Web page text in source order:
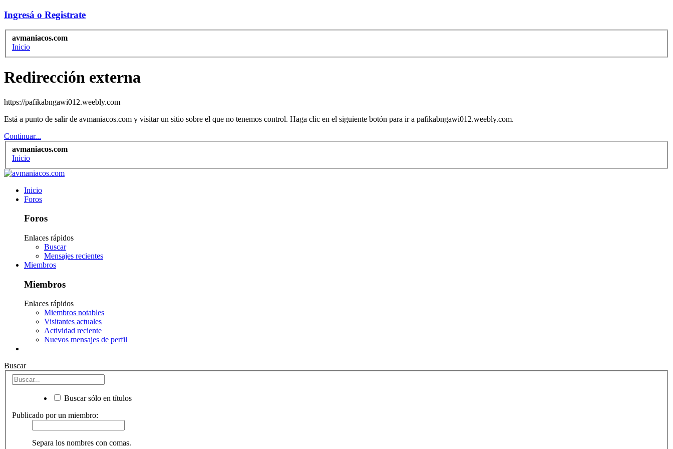
Ingresá o Registrate
avmaniacos.com
Inicio
Redirección externa
https://pafikabngawi012.weebly.com
Está a punto de salir de avmaniacos.com y visitar un sitio sobre el que no tenemos control. Haga clic en el siguiente botón para ir a pafikabngawi012.weebly.com.
Continuar...
avmaniacos.com
Inicio
Inicio
Foros
Foros
Enlaces rápidos
Buscar
Mensajes recientes
Miembros
Miembros
Enlaces rápidos
Miembros notables
Visitantes actuales
Actividad reciente
Nuevos mensajes de perfil
Buscar
Buscar sólo en títulos
Publicado por un miembro:
Separa los nombres con comas.